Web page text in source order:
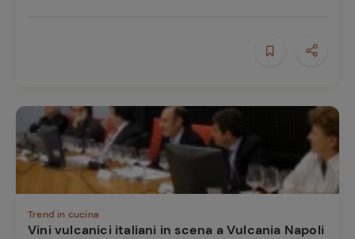
Trend in cucina
Vini vulcanici italiani in scena a Vulcania Napoli